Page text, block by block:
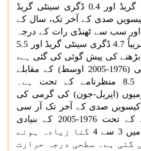
گریڈ اور0.4 ڈگری سینٹی گریڈ
صدی کے آخر تک، سال کے
سب سے ٹھنڈی رات کے درجہ
4.7ڈگری سینٹی گریڈ اور 5.5
بڑھنے کی پیش گوئی کی گئی ہے،
(
1976
-
2005 اوسط) کے مقابلے
8.5 منظرنامے کے تحت ہے۔
(اپریل-جون) کی گرمی کی
صدی کے آخر تک آر سی
کے تحت1976
-
2005 کے بنیادی
میں3 سے 4گنا زیادہ ہونے
گئی ہے۔ سطحی درجہ حرارت